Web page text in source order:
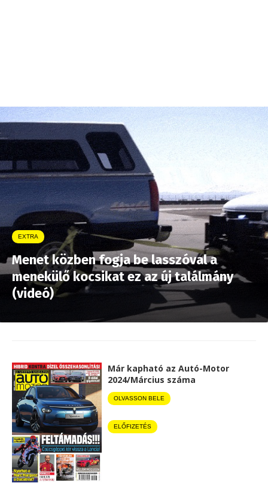
EXTRA
Menet közben fogja be lasszóval a
menekülő kocsikat ez az új találmány
(videó)
Már kapható az Autó-Motor
2024/Március száma
OLVASSON BELE
ELŐFIZETÉS